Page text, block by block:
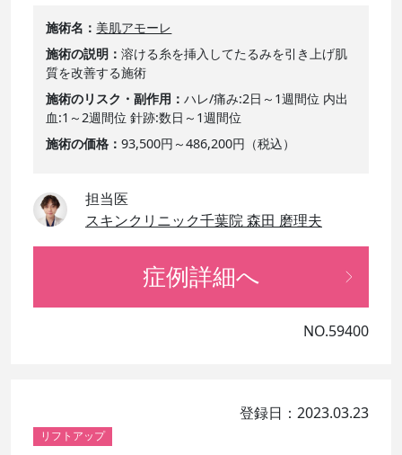
施術名
美肌アモーレ
施術の説明
溶ける糸を挿入してたるみを引き上げ肌
質を改善する施術
施術のリスク・副作用
ハレ/痛み:2日～1週間位 内出
血:1～2週間位 針跡:数日～1週間位
施術の価格
93,500円～486,200円（税込）
担当医
スキンクリニック千葉院 森田 磨理夫
症例詳細へ
NO.59400
登録日：2023.03.23
リフトアップ